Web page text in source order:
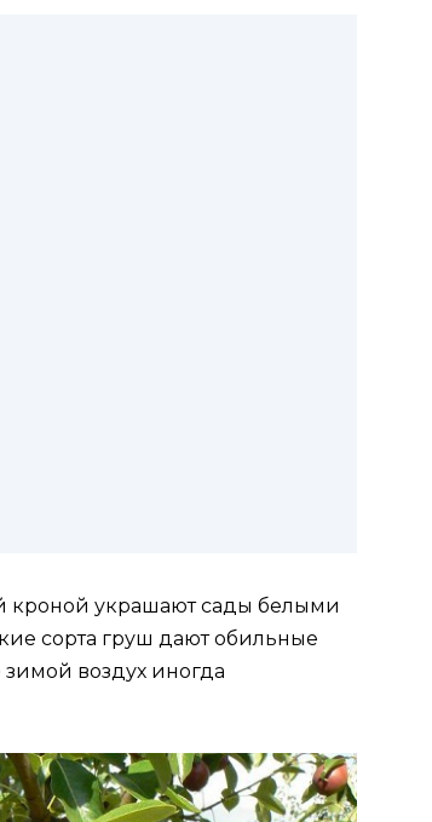
кроной украшают сады белыми
сорта груш дают обильные
воздух иногда